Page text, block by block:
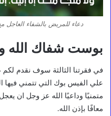
دعاء للمريض بالشفاء العاجل
بوست شفاك الله
في فقرتنا الثالثة سوف نقدم
علي الفيس بوك التي تتمني فيها
متمنيًا وداعيًا الله عز وجل ان
معافًا بإذن الله.